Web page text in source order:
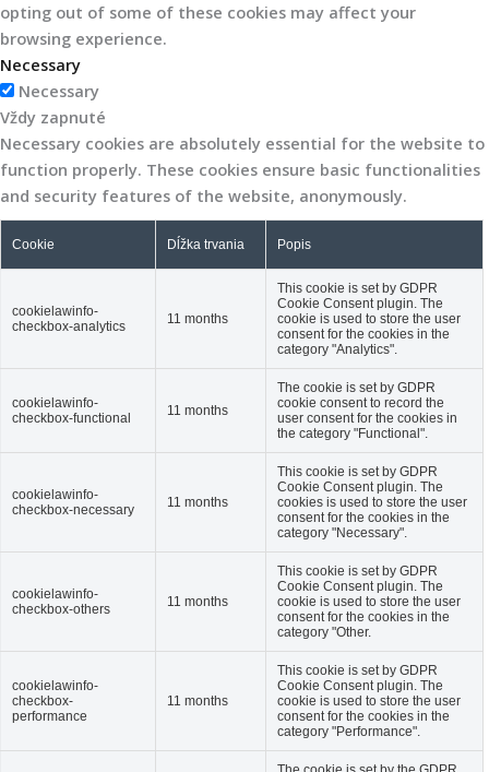
opting out of some of these cookies may affect your
browsing experience.
Necessary
Necessary
Vždy zapnuté
Necessary cookies are absolutely essential for the website to
function properly. These cookies ensure basic functionalities
and security features of the website, anonymously.
Cookie Dĺžka trvania Popis
cookielawinfo-
checkbox-analytics
11 months
This cookie is set by GDPR
Cookie Consent plugin. The
cookie is used to store the user
consent for the cookies in the
category "Analytics".
cookielawinfo-
checkbox-functional
11 months
The cookie is set by GDPR
cookie consent to record the
user consent for the cookies in
the category "Functional".
cookielawinfo-
checkbox-necessary
11 months
This cookie is set by GDPR
Cookie Consent plugin. The
cookies is used to store the user
consent for the cookies in the
category "Necessary".
cookielawinfo-
checkbox-others
11 months
This cookie is set by GDPR
Cookie Consent plugin. The
cookie is used to store the user
consent for the cookies in the
category "Other.
cookielawinfo-
checkbox-
performance
11 months
This cookie is set by GDPR
Cookie Consent plugin. The
cookie is used to store the user
consent for the cookies in the
category "Performance".